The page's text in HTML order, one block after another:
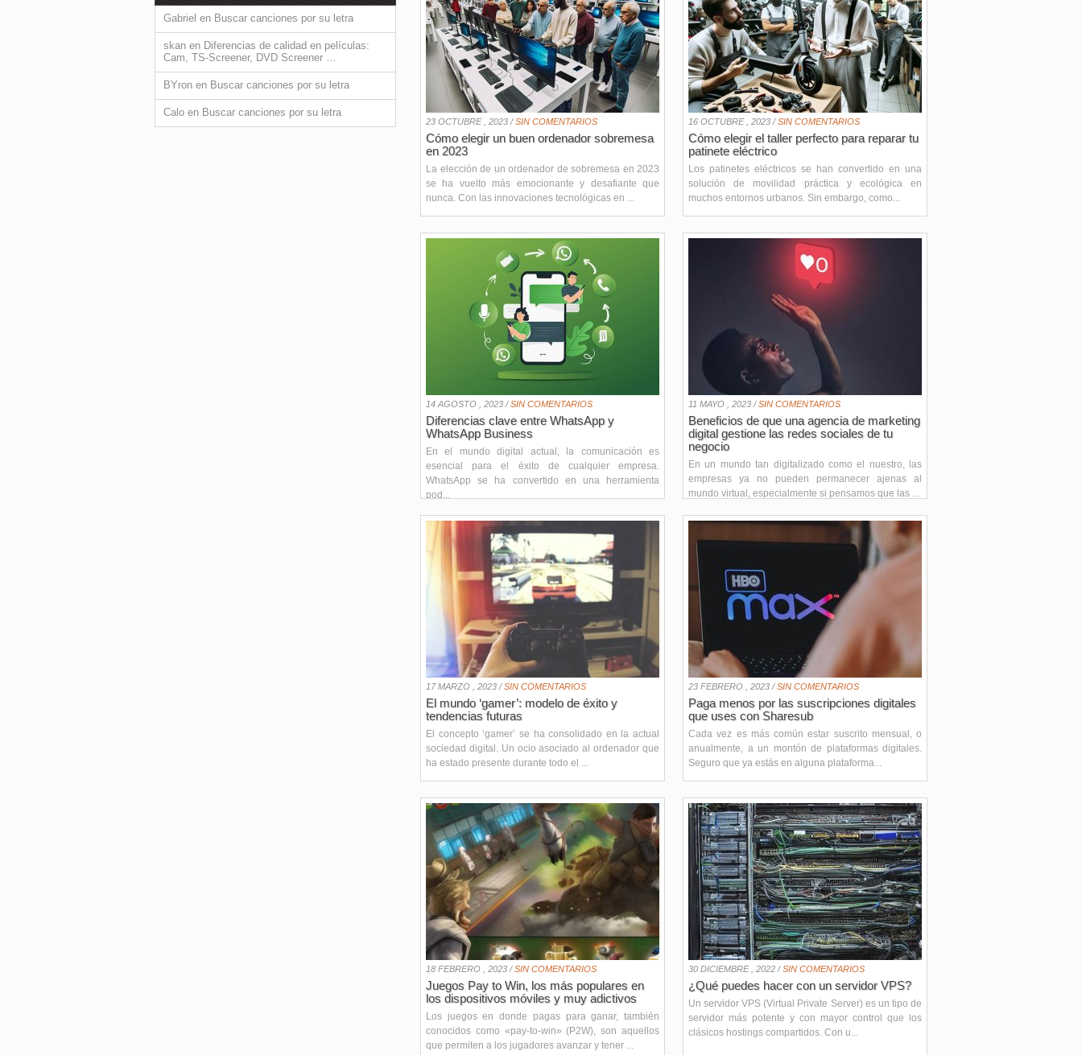
23 OCTUBRE , 2023 /SIN COMENTARIOS
Cómo elegir un buen ordenador sobremesa
en 2023
La elección de un ordenador de sobremesa en 2023
se ha vuelto más emocionante y desafiante que
nunca. Con las innovaciones tecnológicas en ...
16 OCTUBRE , 2023 /SIN COMENTARIOS
Cómo elegir el taller perfecto para reparar tu
patinete eléctrico
Los patinetes eléctricos se han convertido en una
solución de movilidad práctica y ecológica en
muchos entornos urbanos. Sin embargo, como...
14 AGOSTO , 2023 /SIN COMENTARIOS
Diferencias clave entre WhatsApp y
WhatsApp Business
En el mundo digital actual, la comunicación es
esencial para el éxito de cualquier empresa.
WhatsApp se ha convertido en una herramienta
pod...
11 MAYO , 2023 /SIN COMENTARIOS
Beneficios de que una agencia de marketing
digital gestione las redes sociales de tu
negocio
En un mundo tan digitalizado como el nuestro, las
empresas ya no pueden permanecer ajenas al
mundo virtual, especialmente si pensamos que las ...
17 MARZO , 2023 /SIN COMENTARIOS
El mundo ‘gamer’: modelo de éxito y
tendencias futuras
El concepto ‘gamer’ se ha consolidado en la actual
sociedad digital. Un ocio asociado al ordenador que
ha estado presente durante todo el ...
23 FEBRERO , 2023 /SIN COMENTARIOS
Paga menos por las suscripciones digitales
que uses con Sharesub
Cada vez es más común estar suscrito mensual, o
anualmente, a un montón de plataformas digitales.
Seguro que ya estás en alguna plataforma...
18 FEBRERO , 2023 /SIN COMENTARIOS
Juegos Pay to Win, los más populares en
los dispositivos móviles y muy adictivos
Los juegos en donde pagas para ganar, también
conocidos como «pay-to-win» (P2W), son aquellos
que permiten a los jugadores avanzar y tener ...
30 DICIEMBRE , 2022 /SIN COMENTARIOS
¿Qué puedes hacer con un servidor VPS?
Un servidor VPS (Virtual Private Server) es un tipo de
servidor más potente y con mayor control que los
clásicos hostings compartidos. Con u...
Gabriel en Buscar canciones por su letra
skan en Diferencias de calidad en películas:
Cam, TS-Screener, DVD Screener …
BYron en Buscar canciones por su letra
Calo en Buscar canciones por su letra